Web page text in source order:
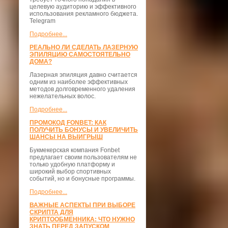
целевую аудиторию и эффективного
использования рекламного бюджета.
Telegram
Подробнее...
РЕАЛЬНО ЛИ СДЕЛАТЬ ЛАЗЕРНУЮ
ЭПИЛЯЦИЮ САМОСТОЯТЕЛЬНО
ДОМА?
Лазерная эпиляция давно считается
одним из наиболее эффективных
методов долговременного удаления
нежелательных волос.
Подробнее...
ПРОМОКОД FONBET: КАК
ПОЛУЧИТЬ БОНУСЫ И УВЕЛИЧИТЬ
ШАНСЫ НА ВЫИГРЫШ
Букмекерская компания Fonbet
предлагает своим пользователям не
только удобную платформу и
широкий выбор спортивных
событий, но и бонусные программы.
Подробнее...
ВАЖНЫЕ АСПЕКТЫ ПРИ ВЫБОРЕ
СКРИПТА ДЛЯ
КРИПТООБМЕННИКА: ЧТО НУЖНО
ЗНАТЬ ПЕРЕД ЗАПУСКОМ